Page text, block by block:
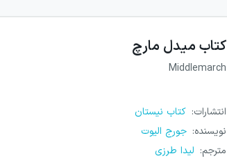
کتاب میدل مارچ
Middlemarch
انتشارات: کتاب نیستان
نویسنده: جورج الیوت
مترجم: لیدا طرزی